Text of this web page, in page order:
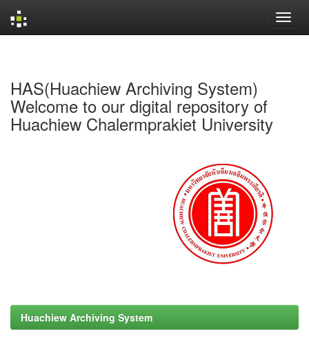
HAS(Huachiew Archiving System)
Welcome to our digital repository of
Huachiew Chalermprakiet University
Huachiew Archiving System